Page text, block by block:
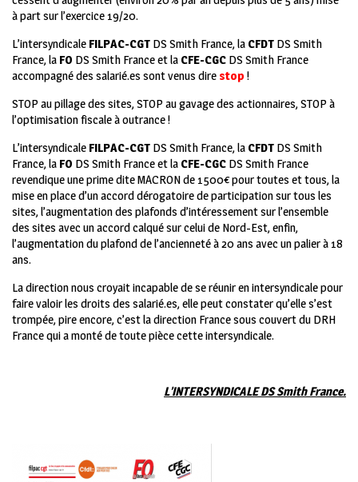
à part sur l’exercice 19/20.
L’intersyndicale FILPAC-CGT DS Smith France, la CFDT DS Smith
France, la FO DS Smith France et la CFE-CGC DS Smith France
accompagné des salarié.es sont venus dire stop !
STOP au pillage des sites, STOP au gavage des actionnaires, STOP à
l’optimisation fiscale à outrance !
L’intersyndicale FILPAC-CGT DS Smith France, la CFDT DS Smith
France, la FO DS Smith France et la CFE-CGC DS Smith France
revendique une prime dite MACRON de 1500€ pour toutes et tous, la
mise en place d’un accord dérogatoire de participation sur tous les
sites, l’augmentation des plafonds d’intéressement sur l’ensemble
des sites avec un accord calqué sur celui de Nord-Est, enfin,
l’augmentation du plafond de l’ancienneté à 20 ans avec un palier à 18
ans.
La direction nous croyait incapable de se réunir en intersyndicale pour
faire valoir les droits des salarié.es, elle peut constater qu’elle s’est
trompée, pire encore, c’est la direction France sous couvert du DRH
France qui a monté de toute pièce cette intersyndicale.
L’INTERSYNDICALE DS Smith France.